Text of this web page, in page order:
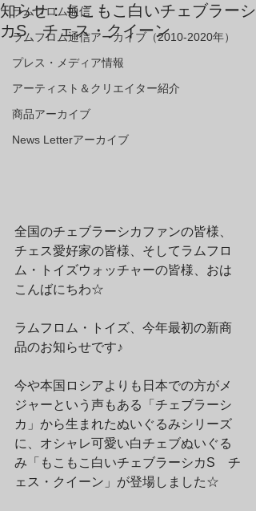
ラムフロム通信
ラムフロム通信アーカイブ（2010-2020年）
プレス・メディア情報
アーティスト＆クリエイター紹介
商品アーカイブ
News Letterアーカイブ
知らせ：もこもこ白いチェブラーシ
カS チェス・クイーン
全国のチェブラーシカファンの皆様、
チェス愛好家の皆様、そしてラムフロ
ム・トイズウォッチャーの皆様、おは
こんばにちわ☆
ラムフロム・トイズ、今年最初の新商
品のお知らせです♪
今や本国ロシアよりも日本での方がメ
ジャーという声もある「チェブラーシ
カ」から生まれたぬいぐるみシリーズ
に、オシャレ可愛い白チェブぬいぐる
み「もこもこ白いチェブラーシカS　チ
ェス・クイーン」が登場しました☆